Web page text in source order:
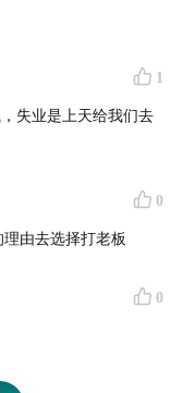
音室）
1
失业是上天给我们去
0
由去选择打老板
0